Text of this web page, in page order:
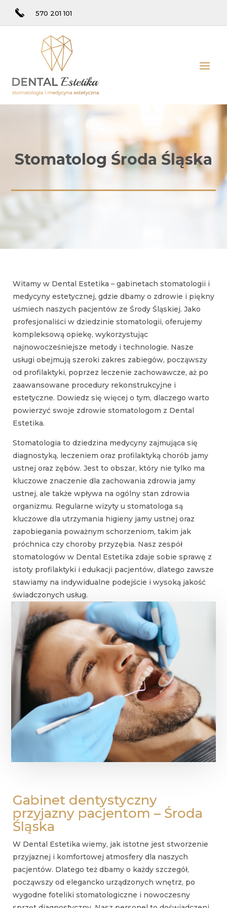
570 201 101
Stomatolog Środa Śląska
Witamy w Dental Estetika – gabinetach stomatologii i
medycyny estetycznej, gdzie dbamy o zdrowie i piękny
uśmiech naszych pacjentów ze Środy Śląskiej. Jako
profesjonaliści w dziedzinie stomatologii, oferujemy
kompleksową opiekę, wykorzystując
najnowocześniejsze metody i technologie. Nasze
usługi obejmują szeroki zakres zabiegów, począwszy
od profilaktyki, poprzez leczenie zachowawcze, aż po
zaawansowane procedury rekonstrukcyjne i
estetyczne. Dowiedz się więcej o tym, dlaczego warto
powierzyć swoje zdrowie stomatologom z Dental
Estetika.
Stomatologia to dziedzina medycyny zajmująca się
diagnostyką, leczeniem oraz profilaktyką chorób jamy
ustnej oraz zębów. Jest to obszar, który nie tylko ma
kluczowe znaczenie dla zachowania zdrowia jamy
ustnej, ale także wpływa na ogólny stan zdrowia
organizmu. Regularne wizyty u stomatologa są
kluczowe dla utrzymania higieny jamy ustnej oraz
zapobiegania poważnym schorzeniom, takim jak
próchnica czy choroby przyzębia. Nasz zespół
stomatologów w Dental Estetika zdaje sobie sprawę z
istoty profilaktyki i edukacji pacjentów, dlatego zawsze
stawiamy na indywidualne podejście i wysoką jakość
świadczonych usług.
Gabinet dentystyczny
przyjazny pacjentom – Środa
Śląska
W Dental Estetika wiemy, jak istotne jest stworzenie
przyjaznej i komfortowej atmosfery dla naszych
pacjentów. Dlatego też dbamy o każdy szczegół,
począwszy od elegancko urządzonych wnętrz, po
wygodne foteliki stomatologiczne i nowoczesny